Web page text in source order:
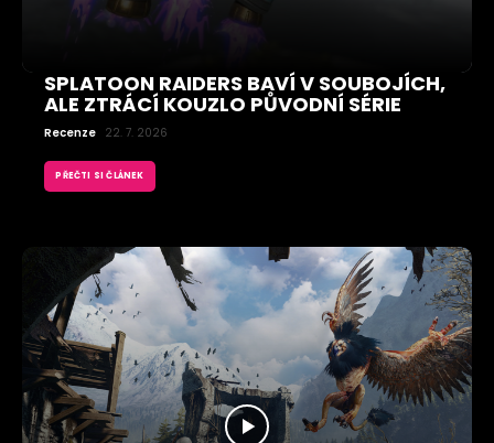
SPLATOON RAIDERS BAVÍ V SOUBOJÍCH,
ALE ZTRÁCÍ KOUZLO PŮVODNÍ SÉRIE
Recenze 22. 7. 2026
PŘEČTI SI ČLÁNEK